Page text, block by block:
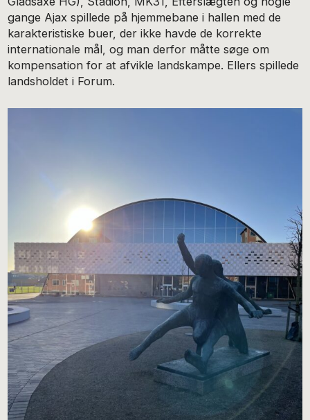
gange Ajax spillede på hjemmebane i hallen med de
karakteristiske buer, der ikke havde de korrekte
internationale mål, og man derfor måtte søge om
kompensation for at afvikle landskampe. Ellers spillede
landsholdet i Forum.